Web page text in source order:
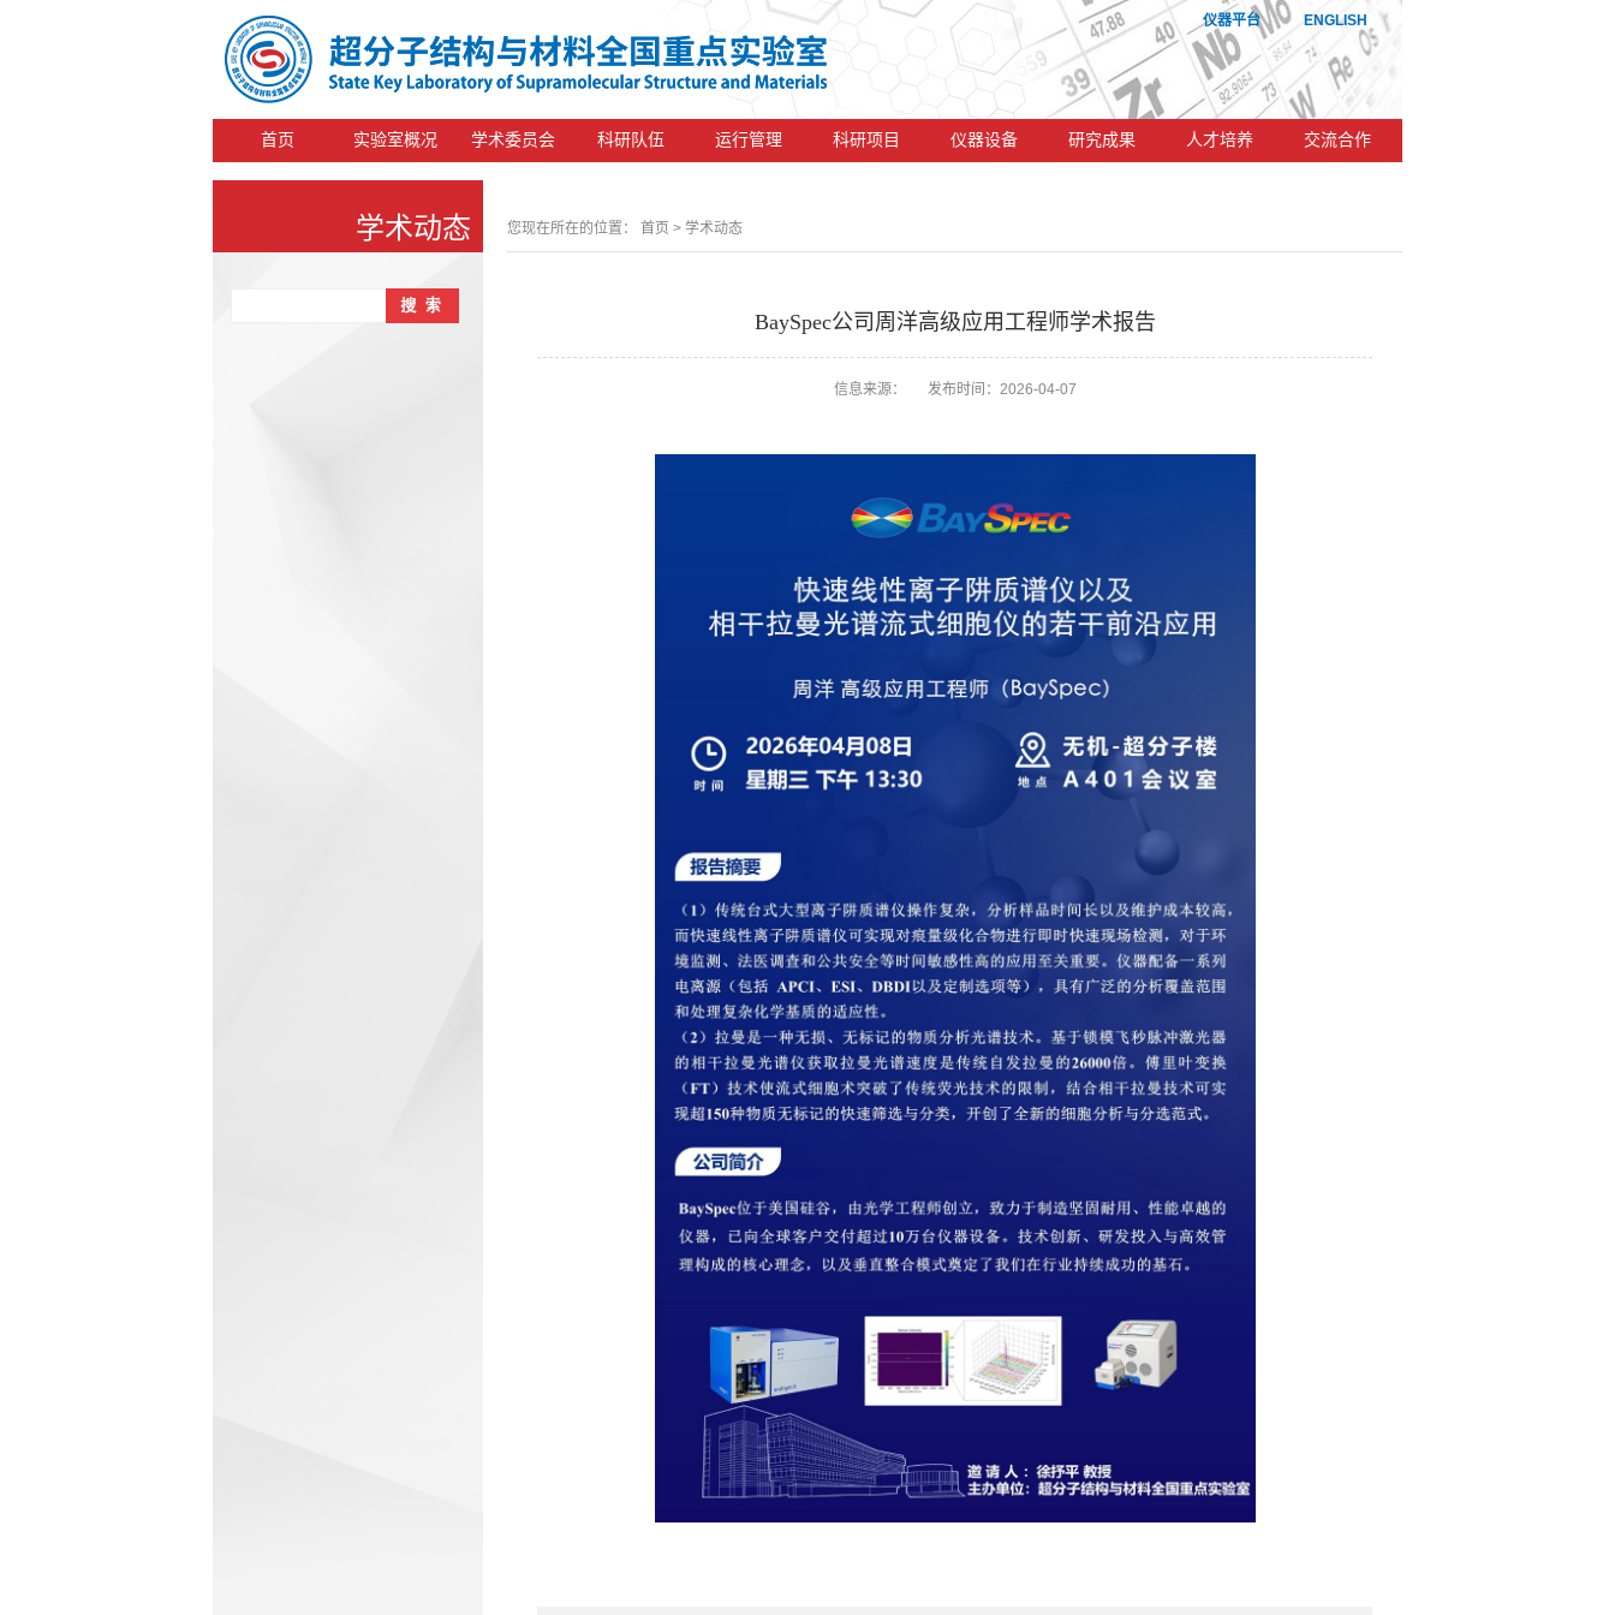
ENGLISH
仪器平台
首页 实验室概况 学术委员会 科研队伍 运行管理 科研项目 仪器设备 研究成果 人才培养 交流合作
学术动态 您现在所在的位置： 首页 > 学术动态
BaySpec公司周洋高级应用工程师学术报告
信息来源： 发布时间：2026-04-07